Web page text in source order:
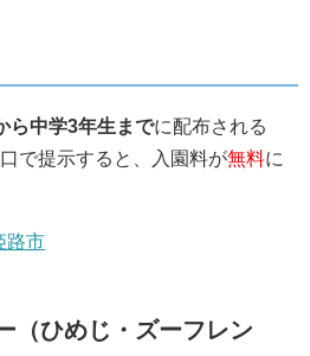
ら中学3年生までに配布される
で提示すると、入園料が無料に
路市
（ひめじ・ズーフレン